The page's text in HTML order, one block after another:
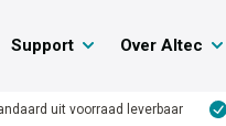
Support Over Altec
uit voorraad leverbaar